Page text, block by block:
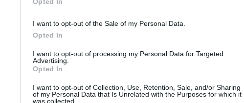
I want to opt-out of the Sale of my Personal Data.
Opted In
I want to opt-out of processing my Personal Data for Targeted
Advertising.
Opted In
I want to opt-out of Collection, Use, Retention, Sale, and/or Sharing
of my Personal Data that Is Unrelated with the Purposes for which it
was collected.